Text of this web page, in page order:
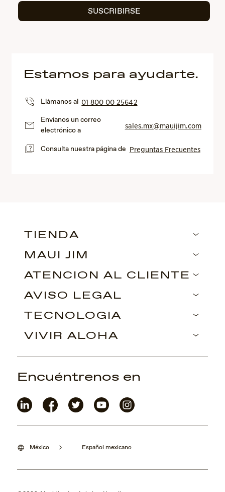
SUSCRIBIRSE
Estamos para ayudarte.
Llámanos al01 800 00 25642
Envíanos un correo
electrónico a
sales.mx@mauijim.com
Consulta nuestra página de Preguntas Frecuentes
TIENDA
MAUI JIM
ATENCIÓN AL CLIENTE
AVISO LEGAL
TECNOLOGÍA
VIVIR ALOHA
México Español mexicano
Encuéntrenos en